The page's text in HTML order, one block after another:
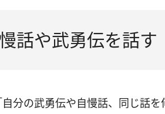
話や武勇伝を話す
自分の武勇伝や自慢話、同じ話